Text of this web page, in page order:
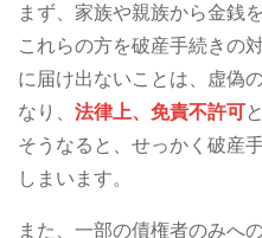
まず、家族や親族から金銭
これらの方を破産手続きの
に届け出ないことは、虚偽
なり、 法律上、免責不許可
そうなると、せっかく破産
しまいます。
また、一部の債権者のみへ